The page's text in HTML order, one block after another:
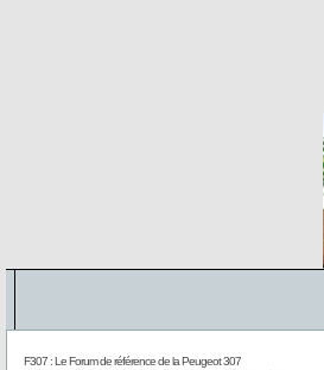
F307 : Le Forum de référence de la Peugeot 307